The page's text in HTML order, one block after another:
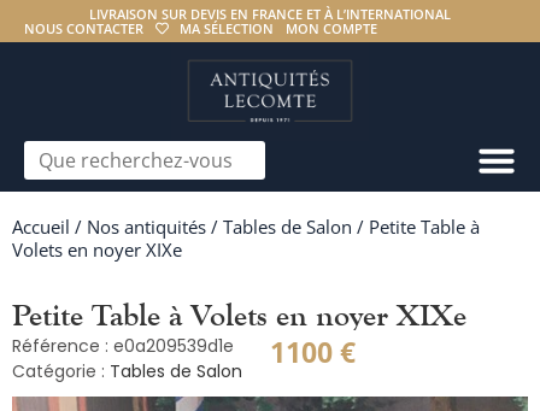
LIVRAISON SUR DEVIS EN FRANCE ET À L’INTERNATIONAL
NOUS CONTACTER
MA SÉLECTION MON COMPTE
Accueil / Nos antiquités / Tables de Salon / Petite Table à
Volets en noyer XIXe
Petite Table à Volets en noyer XIXe
Référence : e0a209539d1e
Catégorie : Tables de Salon 1100€